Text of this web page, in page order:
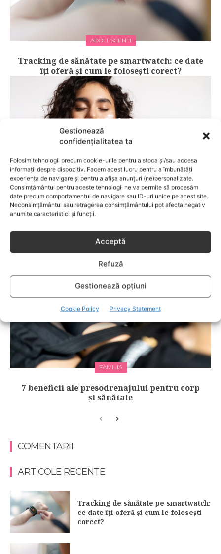
Gestionează
confidențialitatea ta
Folosim tehnologii precum cookie-urile pentru a stoca și/sau accesa
informații despre dispozitiv. Facem acest lucru pentru a îmbunătăți
experiența de navigare și pentru a afișa anunțuri (ne)personalizate.
Consimțământul pentru aceste tehnologii ne va permite să procesăm
date precum comportamentul de navigare sau ID-uri unice pe acest site.
Neconsimțământul sau retragerea consimțământului pot afecta negativ
anumite caracteristici și funcții.
Acceptă
Refuză
Gestionează opțiuni
Cookie Policy Privacy Statement
ADOLESCENTI
Tracking de sănătate pe smartwatch: ce date
îți oferă și cum le folosești corect?
LIFESTYLE
potrivite
FAMILIA
7 beneficii ale presodrenajului pentru corp
și sănătate
COMENTARII
ARTICOLE RECENTE
Tracking de sănătate pe smartwatch:
ce date îți oferă și cum le folosești
corect?